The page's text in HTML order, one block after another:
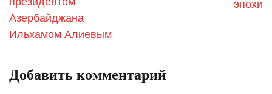
Азербайджана
Ильхамом Алиевым
эпохи
Добавить комментарий